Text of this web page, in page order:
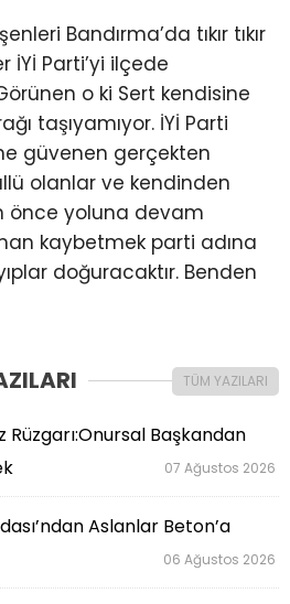
Bandırma’da tıkır tıkır
İYİ Parti’yi ilçede
o ki Sert kendisine
taşıyamıyor. İYİ Parti
güvenen gerçekten
olanlar ve kendinden
önce yoluna devam
kaybetmek parti adına
doğuracaktır. Benden
TÜM YAZILARI
Başkandan
07 Ağustos 2026
Aslanlar Beton’a
06 Ağustos 2026